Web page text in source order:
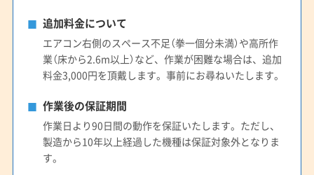
(鳥取県) 西伯郡日吉津村
(鳥取県) 倉吉市
(鳥取県) 鳥取市
(鳥取県) 東伯郡琴浦町
(鳥取県) 東伯郡三朝町
(鳥取県) 東伯郡湯梨浜町
(鳥取県) 日野郡日南町
(鳥取県) 八頭郡若桜町
(鳥取県) 八頭郡智頭町
(鳥取県) 八頭郡八頭町
(鳥取県) 米子市
追加料金について
エアコン右側のスペース不足（拳一個分未満）や高所作
業（床から2.6m以上）など、作業が困難な場合は、追加
料金3,000円を頂戴します。事前にお尋ねいたします。
作業後の保証期間
作業日より90日間の動作を保証いたします。ただし、
製造から10年以上経過した機種は保証対象外となりま
す。